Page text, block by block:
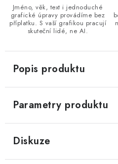
Jméno, věk, text i jednoduché
grafické úpravy provádíme bez
příplatku. S vaší grafikou pracují
skuteční lidé, ne AI.
Popis produktu
Parametry produktu
Diskuze